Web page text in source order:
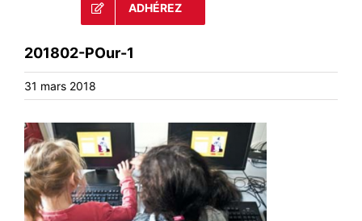
ADHÉREZ
201802-POur-1
31 mars 2018